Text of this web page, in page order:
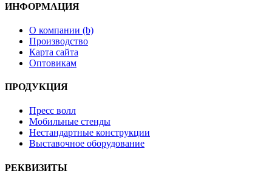
ИНФОРМАЦИЯ
О компании (b)
Производство
Карта сайта
Оптовикам
ПРОДУКЦИЯ
Пресс волл
Мобильные стенды
Нестандартные конструкции
Выставочное оборудование
РЕКВИЗИТЫ